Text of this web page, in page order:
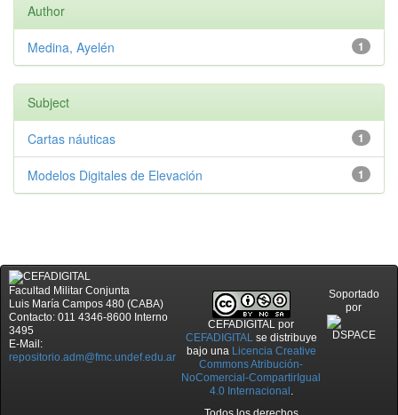
Author
1
Medina, Ayelén
Subject
1
Cartas náuticas
1
Modelos Digitales de Elevación
Facultad Militar Conjunta
Luis María Campos 480 (CABA)
Contacto: 011 4346-8600 Interno
3495
E-Mail:
repositorio.adm@fmc.undef.edu.ar
CEFADIGITAL por
CEFADIGITALse distribuye
bajo una Licencia Creative
Commons Atribución-
NoComercial-CompartirIgual
4.0 Internacional .
Soportado
por